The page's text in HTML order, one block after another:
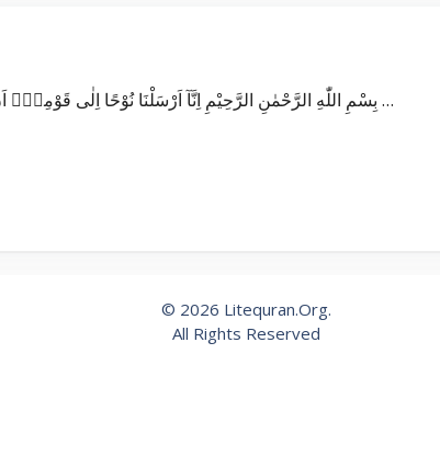
Surat Nuh بِسْمِ اللّٰهِ الرَّحْمٰنِ الرَّحِيْمِ اِنَّآ اَرْسَلْنَا نُوْحًا اِلٰى قَوْمِهٖٓ اَنْ اَنْذِرْ قَوْمَكَ مِنْ قَبْلِ اَنْ يَّأْتِيَهُمْ عَذَابٌ اَلِيْمٌ …
© 2026 Litequran.Org.
All Rights Reserved